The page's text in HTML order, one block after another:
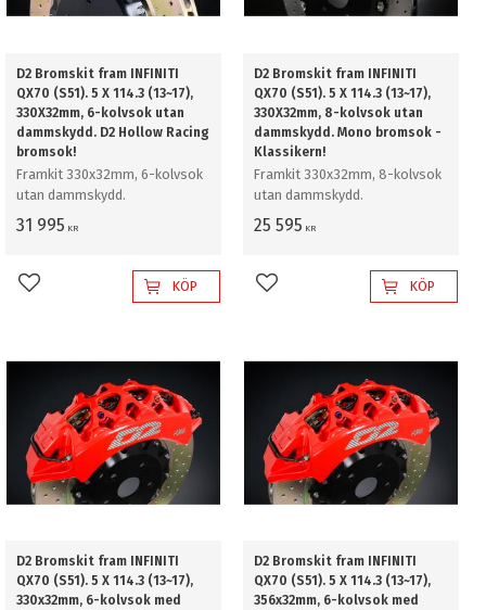
D2 Bromskit fram INFINITI
QX70 (S51). 5 X 114.3 (13~17),
330X32mm, 6-kolvsok utan
dammskydd. D2 Hollow Racing
bromsok!
Framkit 330x32mm, 6-kolvsok
utan dammskydd.
31 995 KR
Lägg till i favoriterKÖP
D2 Bromskit fram INFINITI
QX70 (S51). 5 X 114.3 (13~17),
330X32mm, 8-kolvsok utan
dammskydd. Mono bromsok -
Klassikern!
Framkit 330x32mm, 8-kolvsok
utan dammskydd.
25 595 KR
Lägg till i favoriterKÖP
D2 Bromskit fram INFINITI
QX70 (S51). 5 X 114.3 (13~17),
330x32mm, 6-kolvsok med
D2 Bromskit fram INFINITI
QX70 (S51). 5 X 114.3 (13~17),
356x32mm, 6-kolvsok med